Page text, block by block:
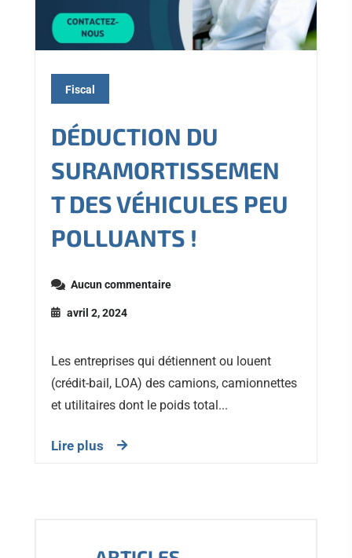
Fiscal
DÉDUCTION DU
SURAMORTISSEMEN
T DES VÉHICULES PEU
POLLUANTS !
Aucun commentaire
avril 2, 2024
Les entreprises qui détiennent ou louent
(crédit-bail, LOA) des camions, camionnettes
et utilitaires dont le poids total...
Lire plus